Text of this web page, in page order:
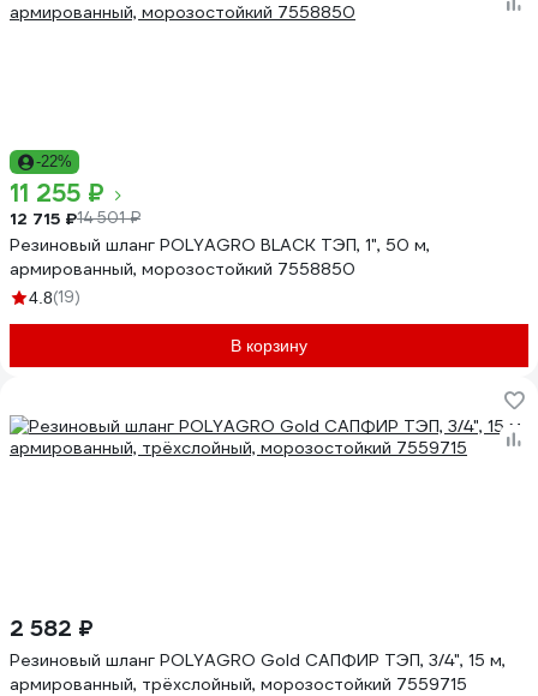
-22%
11 255 ₽
12 715 ₽14 501 ₽
Резиновый шланг POLYAGRO BLACK ТЭП, 1", 50 м,
армированный, морозостойкий 7558850
4.8(19)
В корзину
2 582 ₽
Резиновый шланг POLYAGRO Gold САПФИР ТЭП, 3/4", 15 м,
армированный, трёхслойный, морозостойкий 7559715